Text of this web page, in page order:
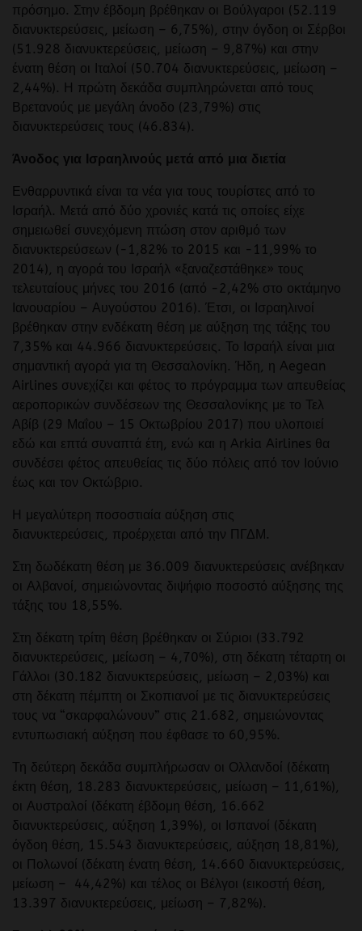
πρόσημο. Στην έβδομη βρέθηκαν οι Βούλγαροι (52.119
διανυκτερεύσεις, μείωση – 6,75%), στην όγδοη οι Σέρβοι
(51.928 διανυκτερεύσεις, μείωση – 9,87%) και στην
ένατη θέση οι Ιταλοί (50.704 διανυκτερεύσεις, μείωση –
2,44%). Η πρώτη δεκάδα συμπληρώνεται από τους
Βρετανούς με μεγάλη άνοδο (23,79%) στις
διανυκτερεύσεις τους (46.834).
Άνοδος για Ισραηλινούς μετά από μια διετία
Ενθαρρυντικά είναι τα νέα για τους τουρίστες από το
Ισραήλ. Μετά από δύο χρονιές κατά τις οποίες είχε
σημειωθεί συνεχόμενη πτώση στον αριθμό των
διανυκτερεύσεων (-1,82% το 2015 και -11,99% το
2014), η αγορά του Ισραήλ «ξαναζεστάθηκε» τους
τελευταίους μήνες του 2016 (από -2,42% στο οκτάμηνο
Ιανουαρίου – Αυγούστου 2016). Έτσι, οι Ισραηλινοί
βρέθηκαν στην ενδέκατη θέση με αύξηση της τάξης του
7,35% και 44.966 διανυκτερεύσεις. Το Ισραήλ είναι μια
σημαντική αγορά για τη Θεσσαλονίκη. Ήδη, η Aegean
Airlines συνεχίζει και φέτος το πρόγραμμα των απευθείας
αεροπορικών συνδέσεων της Θεσσαλονίκης με το Τελ
Αβίβ (29 Μαΐου – 15 Οκτωβρίου 2017) που υλοποιεί
εδώ και επτά συναπτά έτη, ενώ και η Arkia Airlines θα
συνδέσει φέτος απευθείας τις δύο πόλεις από τον Ιούνιο
έως και τον Οκτώβριο.
Η μεγαλύτερη ποσοστιαία αύξηση στις
διανυκτερεύσεις, προέρχεται από την ΠΓΔΜ.
Στη δωδέκατη θέση με 36.009 διανυκτερεύσεις ανέβηκαν
οι Αλβανοί, σημειώνοντας διψήφιο ποσοστό αύξησης της
τάξης του 18,55%.
Στη δέκατη τρίτη θέση βρέθηκαν οι Σύριοι (33.792
διανυκτερεύσεις, μείωση – 4,70%), στη δέκατη τέταρτη οι
Γάλλοι (30.182 διανυκτερεύσεις, μείωση – 2,03%) και
στη δέκατη πέμπτη οι Σκοπιανοί με τις διανυκτερεύσεις
τους να “σκαρφαλώνουν” στις 21.682, σημειώνοντας
εντυπωσιακή αύξηση που έφθασε το 60,95%.
Τη δεύτερη δεκάδα συμπλήρωσαν οι Ολλανδοί (δέκατη
έκτη θέση, 18.283 διανυκτερεύσεις, μείωση – 11,61%),
οι Αυστραλοί (δέκατη έβδομη θέση, 16.662
διανυκτερεύσεις, αύξηση 1,39%), οι Ισπανοί (δέκατη
όγδοη θέση, 15.543 διανυκτερεύσεις, αύξηση 18,81%),
οι Πολωνοί (δέκατη ένατη θέση, 14.660 διανυκτερεύσεις,
μείωση – 44,42%) και τέλος οι Βέλγοι (εικοστή θέση,
13.397 διανυκτερεύσεις, μείωση – 7,82%).